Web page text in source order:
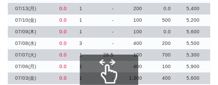
07/13(月) 0.0 1 - 200 0.0 5,400
07/10(金) 0.0 1 - 100 500 5,200
07/09(木) 0.0 1 - 100 0.0 5,600
07/08(水) 0.0 3 - 400 200 5,500
07/07(火) 0.0 1 26.5 100 700 5,300
07/06(月) 0.0 1 - 400 100 5,900
07/03(金) 0.0 1 - 1,300 400 5,600